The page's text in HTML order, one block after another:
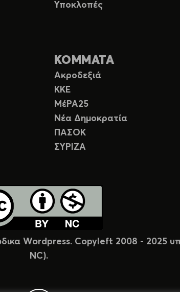
Υποκλοπές
ΚΟΜΜΑΤΑ
Ακροδεξιά
ΚΚΕ
ΜέΡΑ25
Νέα Δημοκρατία
ΠΑΣΟΚ
ΣΥΡΙΖΑ
Wordpress. Copyleft 2008 - 2025
NC).